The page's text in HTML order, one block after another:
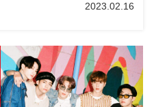
2023.02.16